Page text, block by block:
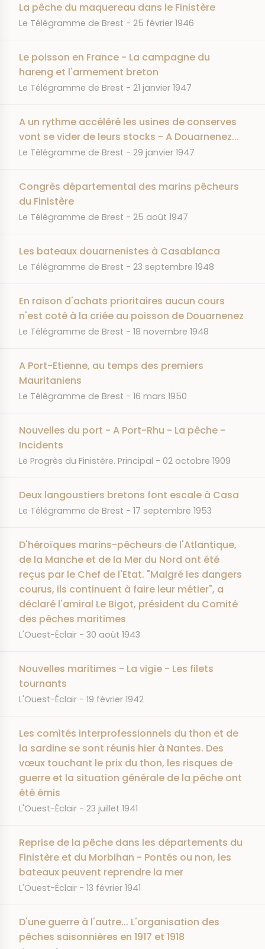
La pêche du maquereau dans le Finistère
JOURNAL
Le Télégramme de Brest DATE
25 février 1946
Le poisson en France - La campagne du
hareng et l'armement breton
JOURNAL
Le Télégramme de Brest DATE
21 janvier 1947
A un rythme accéléré les usines de conserves
vont se vider de leurs stocks - A Douarnenez...
JOURNAL
Le Télégramme de Brest DATE
29 janvier 1947
Congrès départemental des marins pêcheurs
du Finistère
JOURNAL
Le Télégramme de Brest DATE
25 août 1947
Les bateaux douarnenistes à Casablanca
JOURNAL
Le Télégramme de Brest DATE
23 septembre 1948
En raison d'achats prioritaires aucun cours
n'est coté à la criée au poisson de Douarnenez
JOURNAL
Le Télégramme de Brest DATE
18 novembre 1948
A Port-Etienne, au temps des premiers
Mauritaniens
JOURNAL
Le Télégramme de Brest DATE
16 mars 1950
Nouvelles du port - A Port-Rhu - La pêche -
Incidents
JOURNAL
Le Progrès du Finistère. Principal DATE
02 octobre 1909
Deux langoustiers bretons font escale à Casa
JOURNAL
Le Télégramme de Brest DATE
17 septembre 1953
D'héroïques marins-pêcheurs de l'Atlantique,
de la Manche et de la Mer du Nord ont été
reçus par le Chef de l'Etat. "Malgré les dangers
courus, ils continuent à faire leur métier", a
déclaré l'amiral Le Bigot, président du Comité
des pêches maritimes
JOURNAL
L'Ouest-Éclair DATE
30 août 1943
Nouvelles maritimes - La vigie - Les filets
tournants
JOURNAL
L'Ouest-Éclair DATE
19 février 1942
Les comités interprofessionnels du thon et de
la sardine se sont réunis hier à Nantes. Des
vœux touchant le prix du thon, les risques de
guerre et la situation générale de la pêche ont
été émis
JOURNAL
L'Ouest-Éclair DATE
23 juillet 1941
Reprise de la pêche dans les départements du
Finistère et du Morbihan - Pontés ou non, les
bateaux peuvent reprendre la mer
JOURNAL
L'Ouest-Éclair DATE
13 février 1941
D'une guerre à l'autre... L'organisation des
pêches saisonnières en 1917 et 1918